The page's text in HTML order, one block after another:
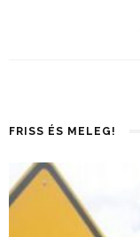
FRISS ÉS MELEG!